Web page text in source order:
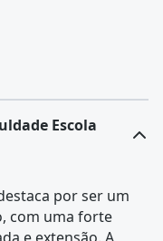
Escola
por ser um
com uma forte